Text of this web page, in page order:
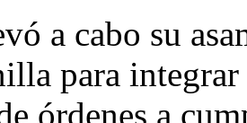
a cabo su
para
órdenes a